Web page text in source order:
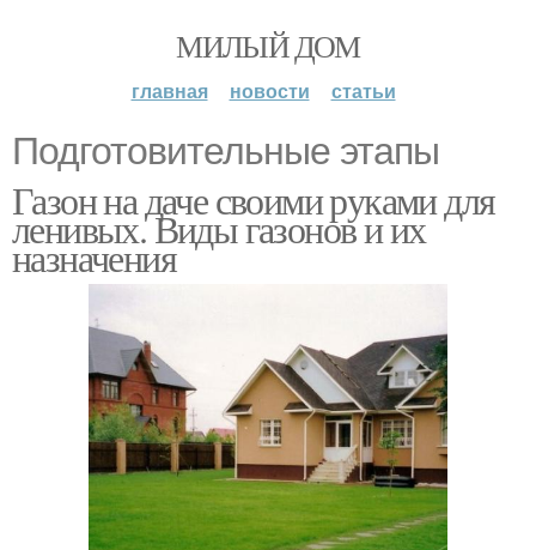
МИЛЫЙ ДОМ
главная новости статьи
Подготовительные этапы
Газон на даче своими руками для
ленивых. Виды газонов и их
назначения